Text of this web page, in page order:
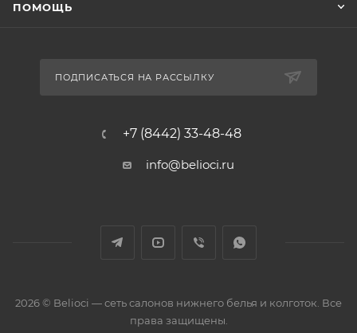
ПОМОЩЬ
ПОДПИСАТЬСЯ НА РАССЫЛКУ
+7 (8442) 33-48-48
info@belioci.ru
2026 © Belioci — сеть салонов нижнего белья и колготок. Все
права защищены.